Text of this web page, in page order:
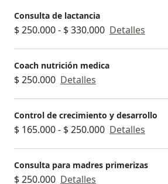
Consulta de lactancia
$ 250.000 - $ 330.000 Detalles
Coach nutrición medica
$ 250.000 Detalles
Control de crecimiento y desarrollo
$ 165.000 - $ 250.000 Detalles
Consulta para madres primerizas
$ 250.000 Detalles